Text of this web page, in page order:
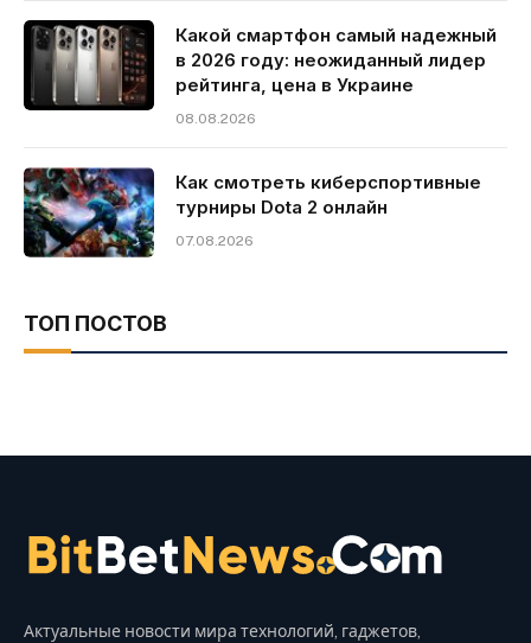
Какой смартфон самый надежный
в 2026 году: неожиданный лидер
рейтинга, цена в Украине
08.08.2026
Как смотреть киберспортивные
турниры Dota 2 онлайн
07.08.2026
ТОП ПОСТОВ
Актуальные новости мира технологий, гаджетов,